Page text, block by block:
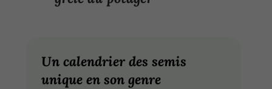
Un calendrier des semis
unique en son genre